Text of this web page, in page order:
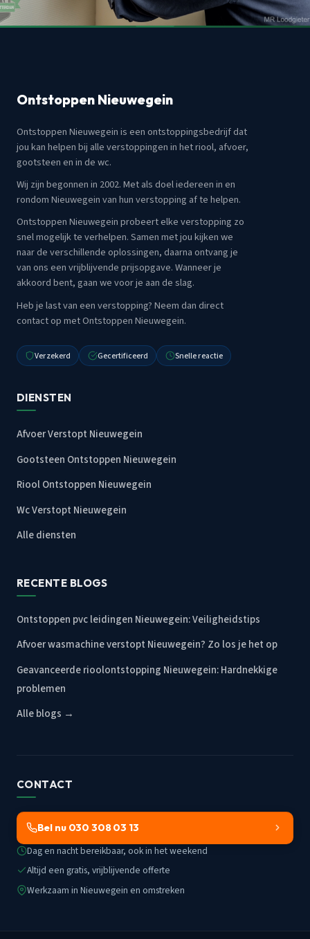
Ontstoppen Nieuwegein
Ontstoppen Nieuwegein is een ontstoppingsbedrijf dat
jou kan helpen bij alle verstoppingen in het riool, afvoer,
gootsteen en in de wc.
Wij zijn begonnen in 2002. Met als doel iedereen in en
rondom Nieuwegein van hun verstopping af te helpen.
Ontstoppen Nieuwegein probeert elke verstopping zo
snel mogelijk te verhelpen. Samen met jou kijken we
naar de verschillende oplossingen, daarna ontvang je
van ons een vrijblijvende prijsopgave. Wanneer je
akkoord bent, gaan we voor je aan de slag.
Heb je last van een verstopping? Neem dan direct
contact op met Ontstoppen Nieuwegein.
Verzekerd Gecertificeerd Snelle reactie
DIENSTEN
Afvoer Verstopt Nieuwegein
Gootsteen Ontstoppen Nieuwegein
Riool Ontstoppen Nieuwegein
Wc Verstopt Nieuwegein
Alle diensten
RECENTE BLOGS
Ontstoppen pvc leidingen Nieuwegein: Veiligheidstips
Afvoer wasmachine verstopt Nieuwegein? Zo los je het op
Geavanceerde rioolontstopping Nieuwegein: Hardnekkige
problemen
Alle blogs →
CONTACT
Bel nu 030 308 03 13
Dag en nacht bereikbaar, ook in het weekend
Altijd een gratis, vrijblijvende offerte
Werkzaam in Nieuwegein en omstreken